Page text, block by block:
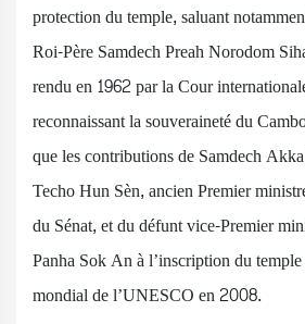
protection du temple, saluant
Roi-Père Samdech Preah Norodom
rendu en 1962 par la Cour
reconnaissant la souveraineté du
que les contributions de Samdech
Techo Hun Sèn, ancien Premier
du Sénat, et du défunt vice-Premier
Panha Sok An à l’inscription du
mondial de l’UNESCO en 2008.